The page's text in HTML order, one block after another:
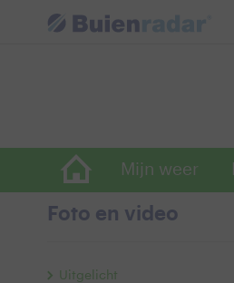
Mijn weer
Foto en video
Uitgelicht